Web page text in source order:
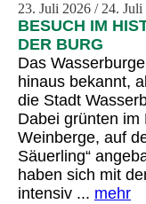
23. Juli 2026 / 24.
BESUCH IM
DER BURG
Das
hinaus bekannt,
die Stadt
Dabei grünten im
Weinberge, auf
Säuerling“
haben sich mit
intensiv ... mehr